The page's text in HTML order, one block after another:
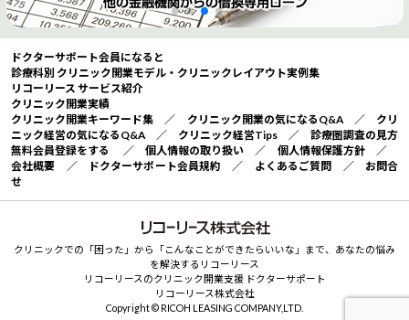
ドクターサポート会員になると
診療科別 クリニック開業モデル・クリニックレイアウト実例集
リコーリース サービス紹介
クリニック開業実績
クリニック開業キーワード集 ／ クリニック開業の気になるQ&A／ クリ
ニック経営の気になるQ&A／ クリニック経営Tips／ 診療圏調査の見方
無料会員登録をする
／ 個人情報の取り扱い ／ 個人情報保護方針 ／
会社概要 ／ ドクターサポート会員規約 ／ よくあるご質問 ／ お問合
せ
クリニックでの「困った」から「こんなことができたらいいな」まで、あなたの悩み
を解決するリコーリース
リコーリースのクリニック開業支援 ドクターサポート
リコーリース株式会社
Copyright © RICOH LEASING COMPANY,LTD.